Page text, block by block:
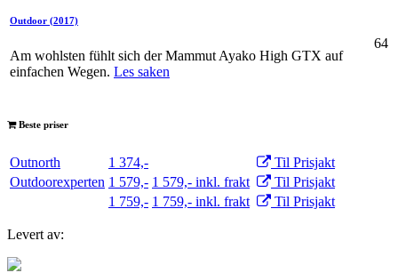
Outdoor (2017)
Am wohlsten fühlt sich der Mammut Ayako High GTX auf
einfachen Wegen. Les saken
64
Beste priser
Outnorth 1 374,-
Til Prisjakt
Outdoorexperten 1 579,- 1 579,- inkl. frakt
Til Prisjakt
1 759,- 1 759,- inkl. frakt Til Prisjakt
Levert av: